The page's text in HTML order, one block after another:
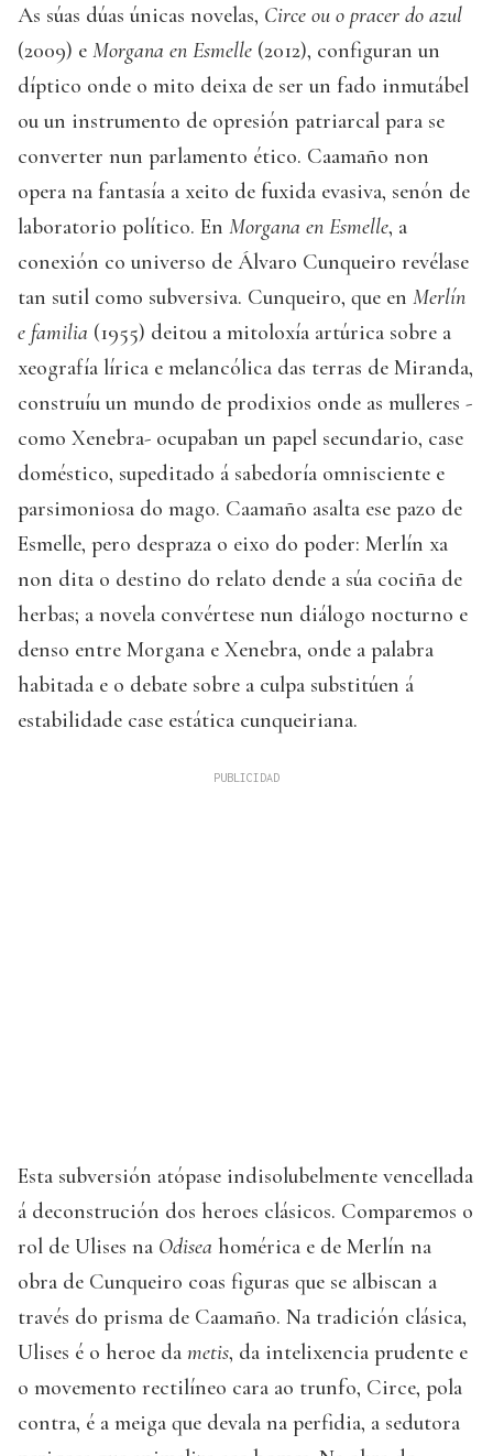
As súas dúas únicas novelas, Circe ou o pracer do azul
(2009) e Morgana en Esmelle (2012), configuran un
díptico onde o mito deixa de ser un fado inmutábel
ou un instrumento de opresión patriarcal para se
converter nun parlamento ético. Caamaño non
opera na fantasía a xeito de fuxida evasiva, senón de
laboratorio político. En Morgana en Esmelle, a
conexión co universo de Álvaro Cunqueiro revélase
tan sutil como subversiva. Cunqueiro, que en Merlín
e familia (1955) deitou a mitoloxía artúrica sobre a
xeografía lírica e melancólica das terras de Miranda,
construíu un mundo de prodixios onde as mulleres -
como Xenebra- ocupaban un papel secundario, case
doméstico, supeditado á sabedoría omnisciente e
parsimoniosa do mago. Caamaño asalta ese pazo de
Esmelle, pero despraza o eixo do poder: Merlín xa
non dita o destino do relato dende a súa cociña de
herbas; a novela convértese nun diálogo nocturno e
denso entre Morgana e Xenebra, onde a palabra
habitada e o debate sobre a culpa substitúen á
estabilidade case estática cunqueiriana.
Esta subversión atópase indisolubelmente vencellada
á deconstrución dos heroes clásicos. Comparemos o
rol de Ulises na Odisea homérica e de Merlín na
obra de Cunqueiro coas figuras que se albiscan a
través do prisma de Caamaño. Na tradición clásica,
Ulises é o heroe da metis, da intelixencia prudente e
o movemento rectilíneo cara ao trunfo, Circe, pola
contra, é a meiga que devala na perfidia, a sedutora